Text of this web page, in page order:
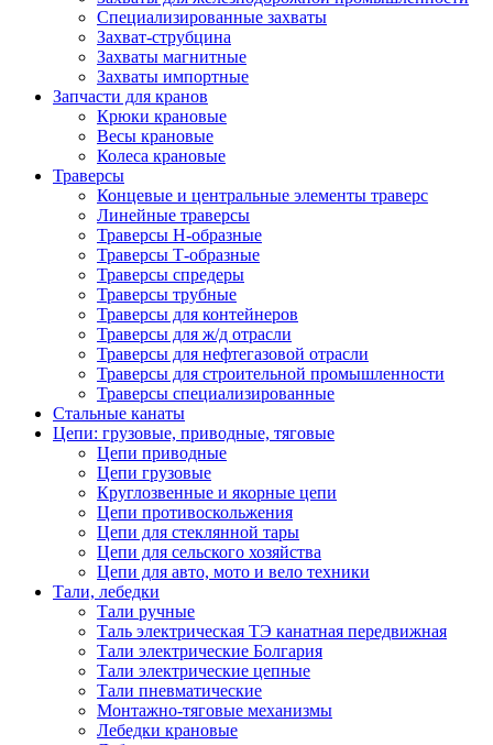
Специализированные захваты
Захват-струбцина
Захваты магнитные
Захваты импортные
Запчасти для кранов
Крюки крановые
Весы крановые
Колеса крановые
Траверсы
Концевые и центральные элементы траверс
Линейные траверсы
Траверсы Н-образные
Траверсы Т-образные
Траверсы спредеры
Траверсы трубные
Траверсы для контейнеров
Траверсы для ж/д отрасли
Траверсы для нефтегазовой отрасли
Траверсы для строительной промышленности
Траверсы специализированные
Стальные канаты
Цепи: грузовые, приводные, тяговые
Цепи приводные
Цепи грузовые
Круглозвенные и якорные цепи
Цепи противоскольжения
Цепи для стеклянной тары
Цепи для сельского хозяйства
Цепи для авто, мото и вело техники
Тали, лебедки
Тали ручные
Таль электрическая ТЭ канатная передвижная
Тали электрические Болгария
Тали электрические цепные
Тали пневматические
Монтажно-тяговые механизмы
Лебедки крановые